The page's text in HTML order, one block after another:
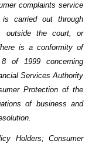
complaints service
is carried out through
outside the court, or
is a conformity of
8 of 1999 concerning
Services Authority
Protection of the
of business and
Holders; Consumer